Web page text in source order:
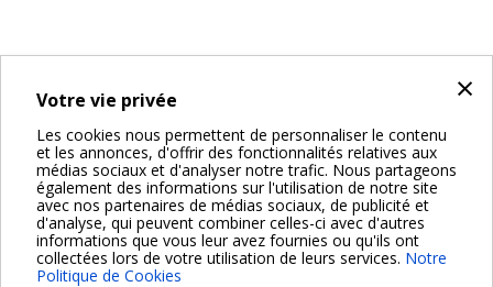
×
Votre vie privée
Les cookies nous permettent de personnaliser le contenu
et les annonces, d'offrir des fonctionnalités relatives aux
médias sociaux et d'analyser notre trafic. Nous partageons
également des informations sur l'utilisation de notre site
avec nos partenaires de médias sociaux, de publicité et
d'analyse, qui peuvent combiner celles-ci avec d'autres
informations que vous leur avez fournies ou qu'ils ont
collectées lors de votre utilisation de leurs services. Notre
Politique de Cookies